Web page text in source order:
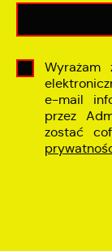
Wyrażam
e-mail
przez
zostać